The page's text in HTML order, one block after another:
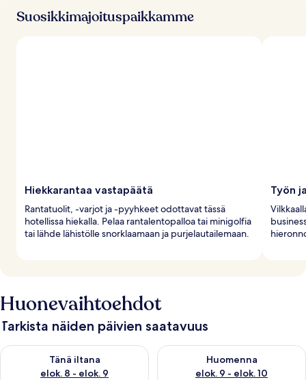
Suosikkimajoituspaikkamme
Hiekkarantaa vastapäätä
Rantatuolit, -varjot ja -pyyhkeet odottavat tässä
hotellissa hiekalla. Pelaa rantalentopalloa tai minigolfia
tai lähde lähistölle snorklaamaan ja purjelautailemaan.
Työn
Huonevaihtoehdot
Tarkista näiden päivien saatavuus
Tänä iltana
elok. 8 - elok. 9
Tarkista tämän illan saatavuus elok. 8 - elok. 9
Huomenna
elok. 9 - elok. 10
Tarkista huomisen saatavuus